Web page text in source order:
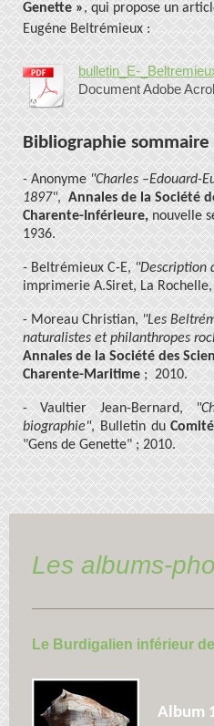
Genette », qui propose un
Eugéne Beltrémieux :
bulletin_E-
Document Adobe
Bibliographie sommaire
- Anonyme"Charles –Edouard-
1897",Annales de la Société
Charente-Inférieure,nouvelle
1936.
- Beltrémieux C-E,"Description
imprimerie A.Siret, La
- Moreau Christian,"Les
naturalistes et philanthropes
Annales de la Société des
Charente-Maritime; 2010.
- Vaultier Jean-Bernard,
biographie", Bulletin du
"Gens de Genette" ; 2010.
Les albums-
Le Burdigalien inférieur
Album